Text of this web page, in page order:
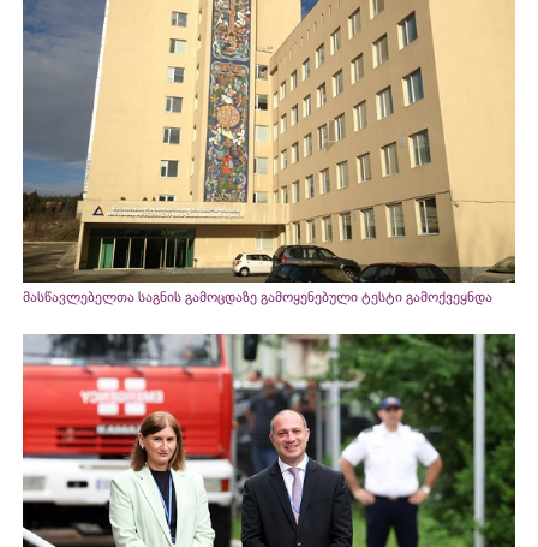
მასწავლებელთა საგნის გამოცდაზე გამოყენებული ტესტი გამოქვეყნდა